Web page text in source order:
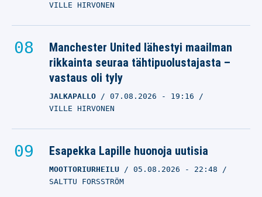
VILLE HIRVONEN
Manchester United lähestyi maailman
rikkainta seuraa tähtipuolustajasta –
vastaus oli tyly
JALKAPALLO 07.08.2026 - 19:16
VILLE HIRVONEN
Esapekka Lapille huonoja uutisia
MOOTTORIURHEILU 05.08.2026 - 22:48
SALTTU FORSSTRÖM